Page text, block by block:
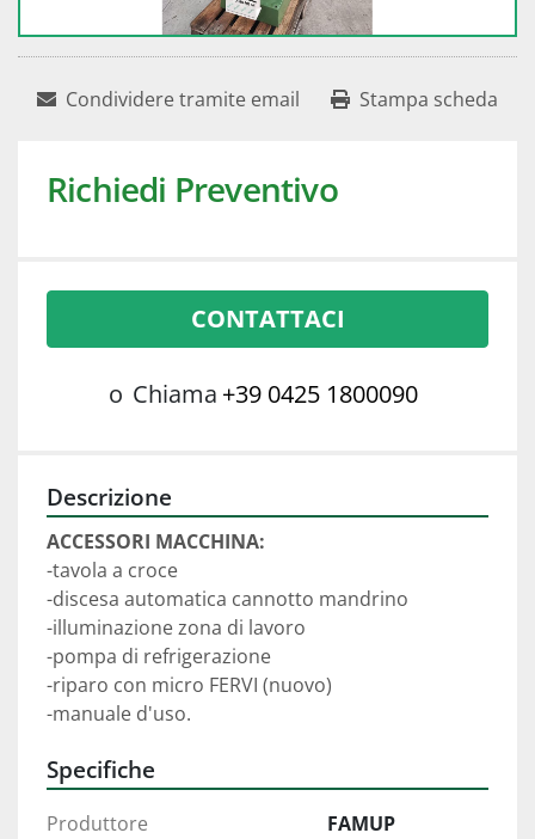
Condividere tramite email Stampa scheda
Richiedi Preventivo
CONTATTACI
o Chiama +39 0425 1800090
Descrizione
ACCESSORI MACCHINA:
-tavola a croce
-discesa automatica cannotto mandrino
-illuminazione zona di lavoro
-pompa di refrigerazione
-riparo con micro FERVI (nuovo)
-manuale d'uso.
Specifiche
Produttore FAMUP